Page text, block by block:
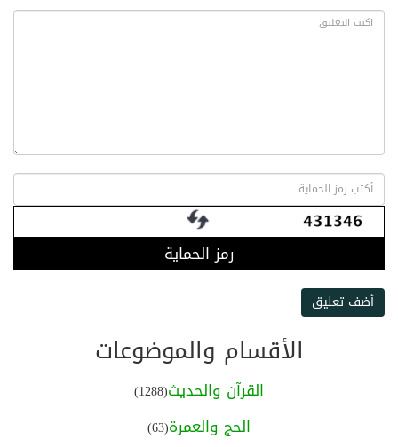
رمز الحماية
أضف تعليق
الأقسام والموضوعات
القرآن والحديث(1288)
الحج والعمرة(63)